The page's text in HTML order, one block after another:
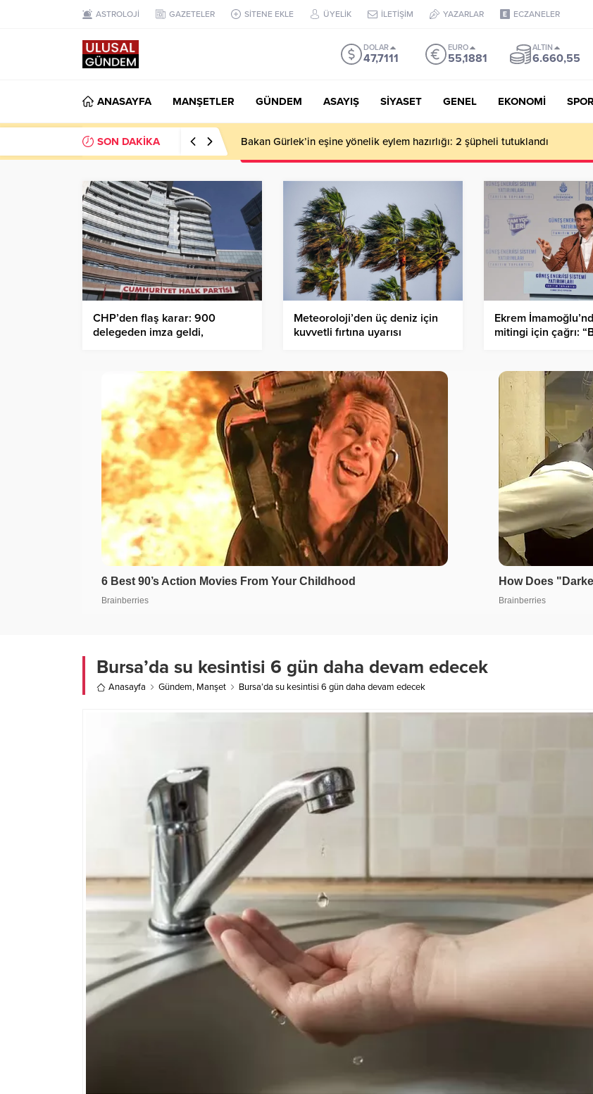
ASTROLOJİ GAZETELER SİTENE EKLE ÜYELİK İLETİŞİM YAZARLAR ECZANELER
DOLAR
47,7111
EURO
55,1881
ALTIN
6.660,55
ANASAYFA MANŞETLER GÜNDEM ASAYIŞ SİYASET GENEL EKONOMİ SPOR
SON DAKİKA Ahbap Derneği’nde milyonluk vurgun iddiası: Haluk Levent ve Ekibine
CHP’den flaş karar: 900
delegeden imza geldi,
Meteoroloji’den üç deniz için
kuvvetli fırtına uyarısı
Ekrem
mitingi için çağrı:
Bursa’da su kesintisi 6 gün daha devam edecek
Anasayfa Gündem, Manşet Bursa’da su kesintisi 6 gün daha devam edecek